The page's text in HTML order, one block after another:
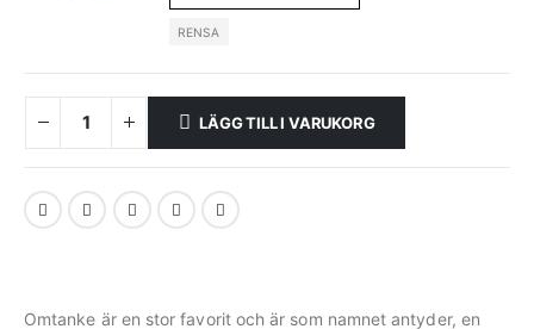
RENSA
LÄGG TILL I VARUKORG
Omtanke är en stor favorit och är som namnet antyder, en